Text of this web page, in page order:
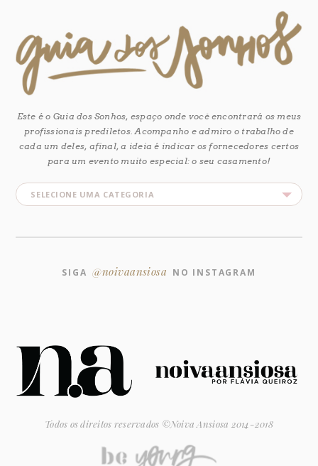
Este é o Guia dos Sonhos, espaço onde você encontrará os meus
profissionais prediletos. Acompanho e admiro o trabalho de
cada um deles, afinal, a ideia é indicar os fornecedores certos
para um evento muito especial: o seu casamento!
SIGA @noivaansiosa NO INSTAGRAM
Todos os direitos reservados ©Noiva Ansiosa 2014-2018